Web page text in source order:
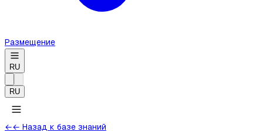
Размещение
RU
RU
←← Назад к базе знаний